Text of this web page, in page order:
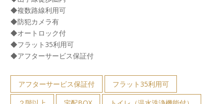
◆複数路線利用可
◆防犯カメラ有
◆オートロック付
◆フラット35利用可
◆アフターサービス保証付
アフターサービス保証付
フラット35利用可